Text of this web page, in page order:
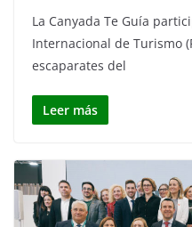
La Canyada Te Guía
Internacional de Turismo
escaparates del
Leer más